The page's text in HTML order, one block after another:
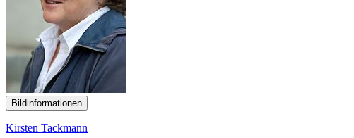
Bildinformationen
Kirsten Tackmann